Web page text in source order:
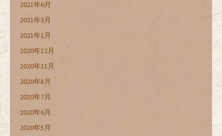
2021年6月
2021年3月
2021年1月
2020年12月
2020年11月
2020年8月
2020年7月
2020年6月
2020年5月